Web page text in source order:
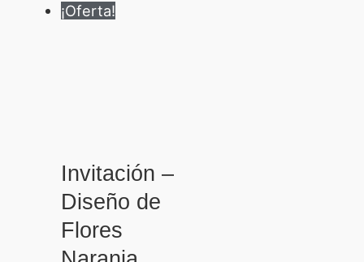
¡Oferta!
Invitación –
Diseño de
Flores